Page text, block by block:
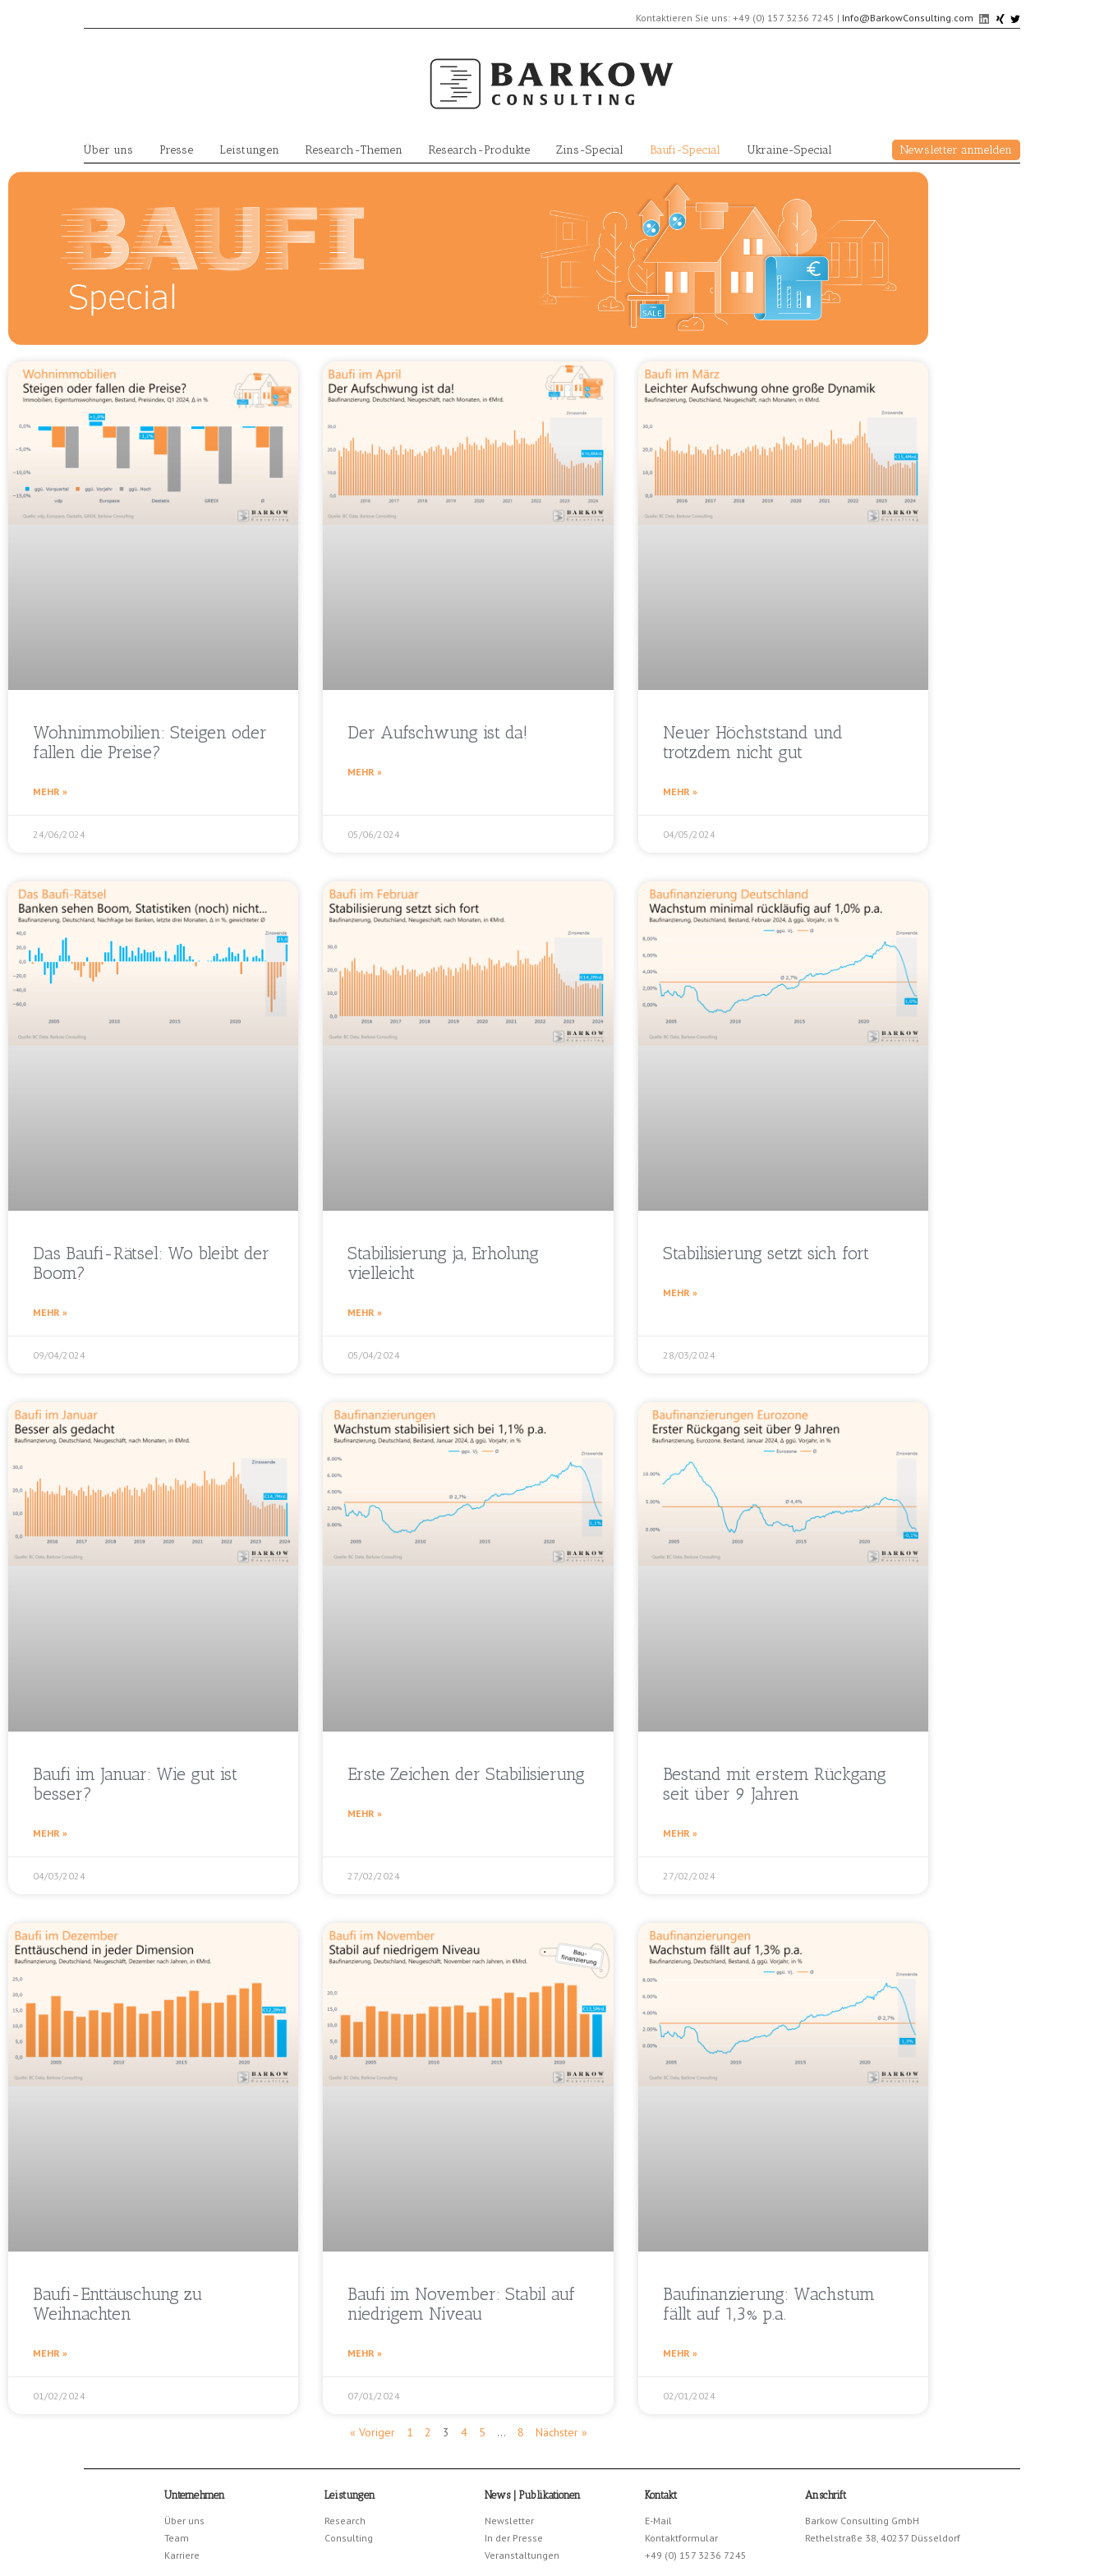
Kontaktieren Sie uns: +49 (0) 157 3236 7245 | Info@BarkowConsulting.com
Über uns Presse Leistungen Research-Themen Research-Produkte Zins-Special Baufi-Special Ukraine-Special Newsletter anmelden
Wohnimmobilien: Steigen oder
fallen die Preise?
MEHR »
24/06/2024
Der Aufschwung ist da!
MEHR »
05/06/2024
Neuer Höchststand und
trotzdem nicht gut
MEHR »
04/05/2024
Das Baufi-Rätsel: Wo bleibt der
Boom?
MEHR »
09/04/2024
Stabilisierung ja, Erholung
vielleicht
MEHR »
05/04/2024
Stabilisierung setzt sich fort
MEHR »
28/03/2024
Baufi im Januar: Wie gut ist
besser?
MEHR »
04/03/2024
Erste Zeichen der Stabilisierung
MEHR »
27/02/2024
Bestand mit erstem Rückgang
seit über 9 Jahren
MEHR »
27/02/2024
Baufi-Enttäuschung zu
Weihnachten
MEHR »
01/02/2024
Baufi im November: Stabil auf
niedrigem Niveau
MEHR »
07/01/2024
Baufinanzierung: Wachstum
fällt auf 1,3% p.a.
MEHR »
02/01/2024
« Voriger 1 2 3 4 5 … 8 Nächster »
Unternehmen
Über uns
Team
Karriere
Leistungen
Research
Consulting
News | Publikationen
Newsletter
In der Presse
Veranstaltungen
Kontakt
E-Mail
Kontaktformular
+49 (0) 157 3236 7245
Anschrift
Barkow Consulting GmbH
Rethelstraße 38, 40237 Düsseldorf